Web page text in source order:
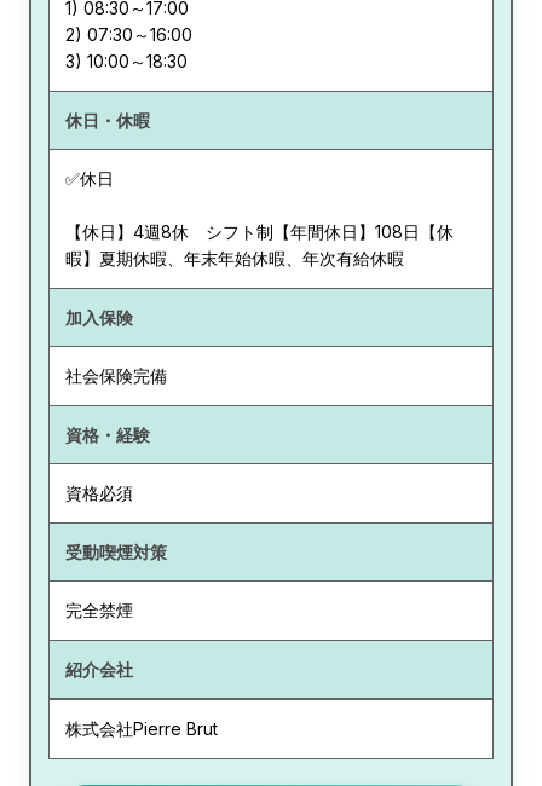
1) 08:30～17:00
2) 07:30～16:00
休日・休暇
✅休日
【休日】4週8休 シフト制【年間休日】108日【休
暇】夏期休暇、年末年始休暇、年次有給休暇
加入保険
社会保険完備
資格・経験
資格必須
受動喫煙対策
完全禁煙
紹介会社
株式会社Pierre Brut